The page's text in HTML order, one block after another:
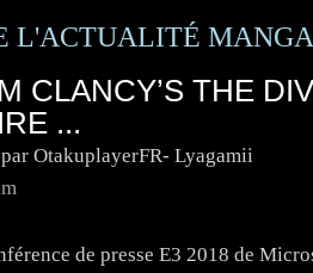
L'ACTUALITÉ
CLANCY’S THE
...
par OtakuplayerFR- Lyagamii
de presse E3 2018 de